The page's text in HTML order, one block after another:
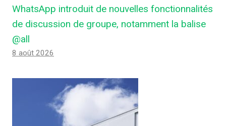
WhatsApp introduit de nouvelles fonctionnalités
de discussion de groupe, notamment la balise
@all
8 août 2026